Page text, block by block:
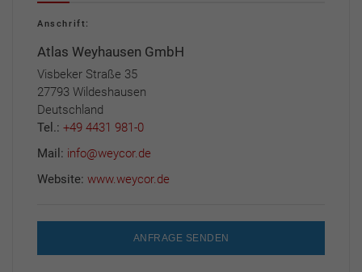
Anschrift:
Atlas Weyhausen GmbH
Visbeker Straße 35
27793 Wildeshausen
Deutschland
Tel.: +49 4431 981-0
Mail: info@weycor.de
Website: www.weycor.de
ANFRAGE SENDEN